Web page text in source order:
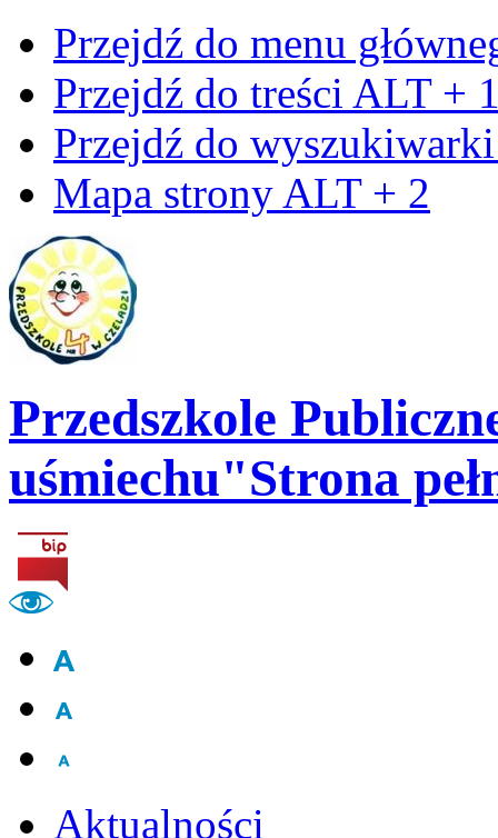
Przejdź do menu
Przejdź do treści ALT +
Przejdź do
Mapa strony ALT + 2
Przedszkole
uśmiechu"Strona
Aktualności